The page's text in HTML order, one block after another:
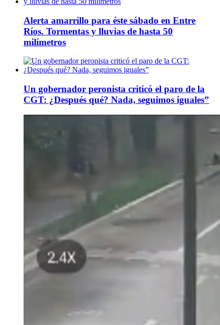
Alerta amarrillo para éste sábado en Entre
Ríos. Tormentas y lluvias de hasta 50
milímetros
Un gobernador peronista criticó el paro de la
CGT: ¿Después qué? Nada, seguimos iguales”